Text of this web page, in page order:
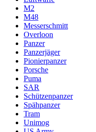
M2
M48
Messerschmitt
Overloon
Panzer
Panzerjäger
Pionierpanzer
Porsche
Puma
SAR
Schützenpanzer
Spähpanzer
Tram
Unimog